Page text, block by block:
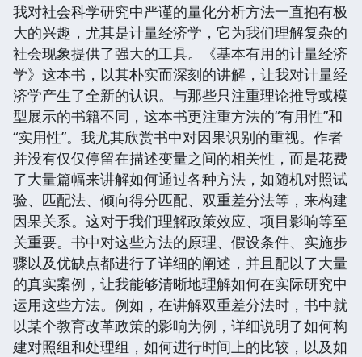
我对社会科学研究中严谨的量化分析方法一直抱有极
大的兴趣，尤其是计量经济学，它为我们理解复杂的
社会现象提供了强大的工具。《基本有用的计量经济
学》这本书，以其朴实而深刻的讲解，让我对计量经
济学产生了全新的认识。与那些只注重理论推导或模
型展示的书籍不同，这本书更注重方法的“有用性”和
“实用性”。我尤其欣赏书中对因果识别的重视。作者
并没有仅仅停留在描述变量之间的相关性，而是花费
了大量篇幅来讲解如何通过各种方法，如随机对照试
验、匹配法、倾向得分匹配、双重差分法等，来构建
因果关系。这对于我们理解政策效应、项目影响等至
关重要。书中对这些方法的原理、假设条件、实施步
骤以及优缺点都进行了详细的阐述，并且配以了大量
的真实案例，让我能够清晰地理解如何在实际研究中
运用这些方法。例如，在讲解双重差分法时，书中就
以某个教育改革政策的影响为例，详细说明了如何构
建对照组和处理组，如何进行时间上的比较，以及如